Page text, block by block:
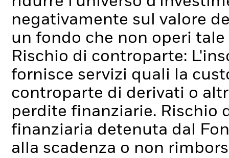
negativamente sul valore
un fondo che non operi tale
Rischio di controparte:
fornisce servizi quali la
controparte di derivati o
perdite finanziarie. Rischio
finanziaria detenuta dal
alla scadenza o non